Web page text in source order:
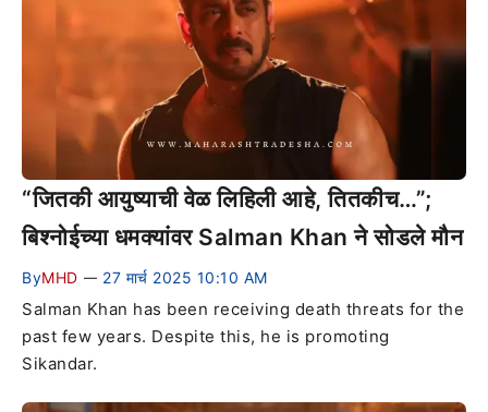
“जितकी आयुष्याची वेळ लिहिली आहे, तितकीच…”;
बिश्नोईच्या धमक्यांवर Salman Khan ने सोडले मौन
ByMHD — 27 मार्च 2025 10:10 AM
Salman Khan has been receiving death threats for the
past few years. Despite this, he is promoting
Sikandar.